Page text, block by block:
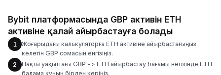
Bybit платформасында GBP активін ETH
активіне қалай айырбастауға болады
1
Жоғарыдағы калькуляторға ETH активіне айырбастағыңыз
келетін GBP сомасын енгізіңіз.
2
Нақты уақыттағы GBP -> ETH айырбастау бағамы негізінде ETH
балама құнын бірден көріңіз.